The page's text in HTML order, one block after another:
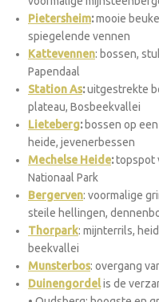
Pietersheim:mooie
spiegelende vennen
Kattevennen: bossen,
Papendaal
Station As:uitgestrekte
plateau, Bosbeekvallei
Lieteberg: bossen op
heide, jevenerbessen
Mechelse Heide:topspot
Nationaal Park
Bergerven: voormalige
steile hellingen,
Thorpark: mijnterrils,
beekvallei
Munsterbos: overgang
Duinengordelis de